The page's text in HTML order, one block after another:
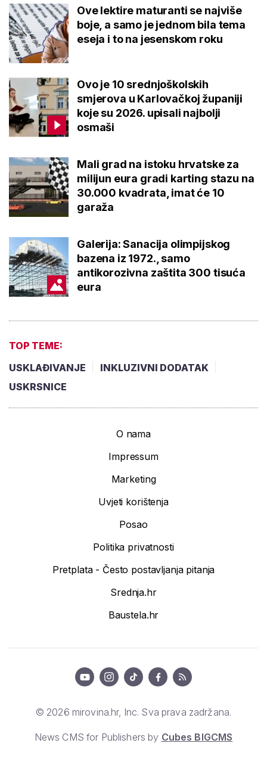
Ove lektire maturanti se najviše
boje, a samo je jednom bila tema
eseja i to na jesenskom roku
Ovo je 10 srednjoškolskih
smjerova u Karlovačkoj županiji
koje su 2026. upisali najbolji
osmaši
Mali grad na istoku hrvatske za
milijun eura gradi karting stazu na
30.000 kvadrata, imat će 10
garaža
Galerija: Sanacija olimpijskog
bazena iz 1972., samo
antikorozivna zaštita 300 tisuća
eura
TOP TEME:
USKLAĐIVANJE
INKLUZIVNI DODATAK
USKRSNICE
O nama
Impressum
Marketing
Uvjeti korištenja
Posao
Politika privatnosti
Pretplata - Često postavljanja pitanja
Srednja.hr
Baustela.hr
© 2026 mirovina.hr, Inc. Sva prava zadržana.
News CMS for Publishers by Cubes BIGCMS